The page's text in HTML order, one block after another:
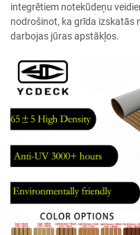
integrētiem notekūdeņu
nodrošinot, ka grīda izskatās
darbojas jūras apstākļos.